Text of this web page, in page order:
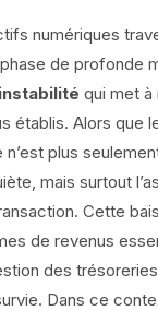
numériques
de profonde
instabilité qui met à
établis. Alors que
plus
mais surtout
Cette
de revenus
des
Dans ce